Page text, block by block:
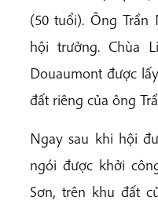
(50 tuổi). Ông Trần
hội trưởng. Chùa
Douaumont được
đất riêng của ông
Ngay sau khi hội
ngói được khởi
Sơn, trên khu đất